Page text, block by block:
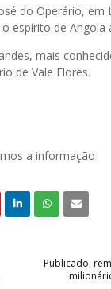
do Operário,
espírito de Angola
mais
de Vale Flores.
a informação
Publicado,